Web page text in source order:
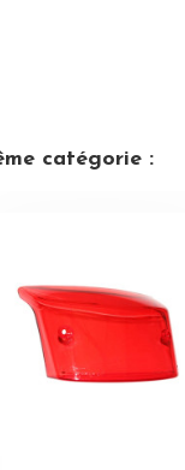
catégorie :